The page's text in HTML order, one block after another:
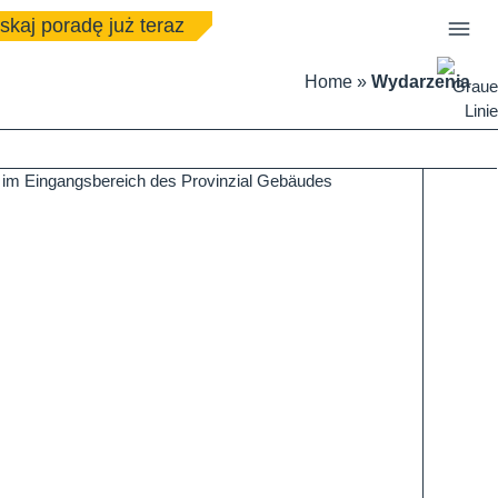
poradę już teraz
Home » Wydarzenia